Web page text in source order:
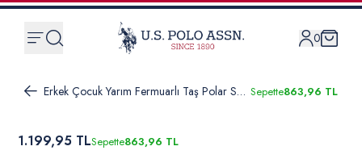
0
Erkek Çocuk Yarım Fermuarlı Taş Polar Sweatshirt Sepette863,96 TL
1.199,95 TLSepette863,96 TL